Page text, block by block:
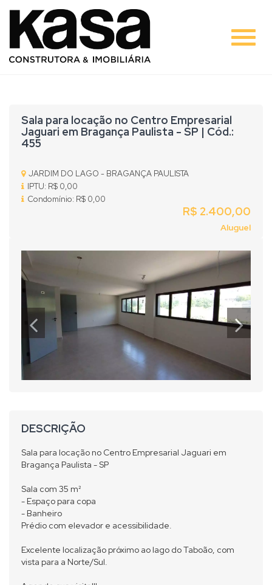
#
Sala para locação no Centro Empresarial
Jaguari em Bragança Paulista - SP | Cód.:
455
JARDIM DO LAGO - BRAGANÇA PAULISTA
IPTU: R$ 0,00
Condomínio: R$ 0,00
R$ 2.400,00
Aluguel
Previous
DESCRIÇÃO
Sala para locação no Centro Empresarial Jaguari em
Bragança Paulista - SP
Sala com 35 m²
- Espaço para copa
- Banheiro
Prédio com elevador e acessibilidade.
Excelente localização próximo ao lago do Taboão, com
vista para a Norte/Sul.